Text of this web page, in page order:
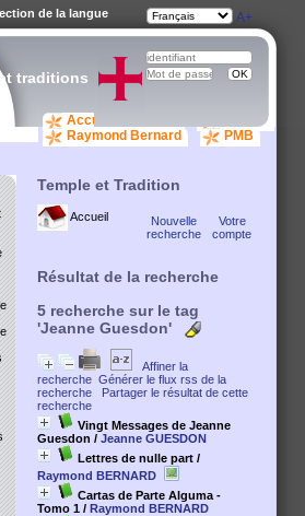
Temple et Tradition
Accueil
Accueil catalogue
osti.org
Raymond Bernard
PMB
traditions
Nouvelle
recherche
Votre
compte
Résultat de la recherche
5 recherche sur le tag
'Jeanne Guesdon'
Affiner la
recherche Générer le flux rss de la
recherche
Partager le résultat de cette
recherche
Vingt Messages de Jeanne
Guesdon / Jeanne GUESDON
Lettres de nulle part /
Raymond BERNARD
Cartas de Parte Alguma -
Tomo 1 / Raymond BERNARD
A A+
de la langue